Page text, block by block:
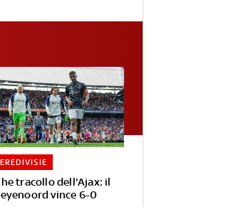
tracollo dell'Ajax: il
vince 6-0
EREDIVISIE